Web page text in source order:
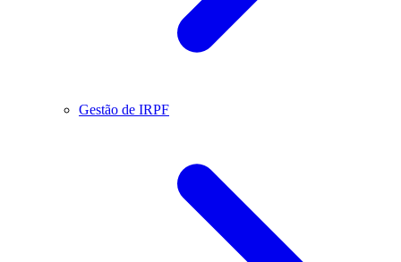
Gestão de IRPF